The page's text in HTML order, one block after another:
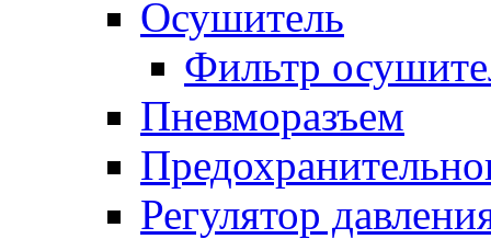
Осушитель
Фильтр
Пневморазъем
Регулятор